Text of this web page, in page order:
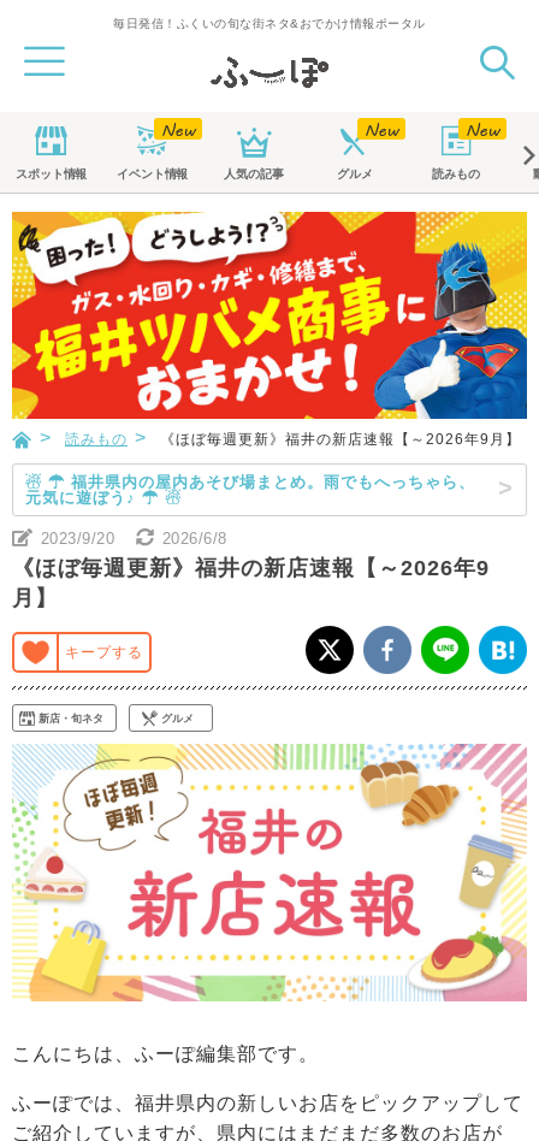
毎日発信！ふくいの旬な街ネタ&おでかけ情報ポータル
スポット情報 イベント情報 人気の記事 グルメ 読みもの
読みもの 《ほぼ毎週更新》福井の新店速報【～2026年9月】
☃ ☂ 福井県内の屋内あそび場まとめ。雨でもへっちゃら、
元気に遊ぼう♪ ☂ ☃
2023/9/20 2026/6/8
《ほぼ毎週更新》福井の新店速報【～2026年9
月】
キープする
新店・旬ネタ グルメ
こんにちは、ふーぽ編集部です。
ふーぽでは、福井県内の新しいお店をピックアップして
ご紹介していますが、県内にはまだまだ多数のお店が